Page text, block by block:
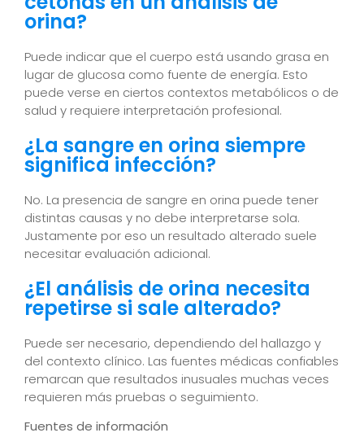
orina?
Puede indicar que el cuerpo está usando grasa en
lugar de glucosa como fuente de energía. Esto
puede verse en ciertos contextos metabólicos o de
salud y requiere interpretación profesional.
¿La sangre en orina siempre
significa infección?
No. La presencia de sangre en orina puede tener
distintas causas y no debe interpretarse sola.
Justamente por eso un resultado alterado suele
necesitar evaluación adicional.
¿El análisis de orina necesita
repetirse si sale alterado?
Puede ser necesario, dependiendo del hallazgo y
del contexto clínico. Las fuentes médicas confiables
remarcan que resultados inusuales muchas veces
requieren más pruebas o seguimiento.
Fuentes de información